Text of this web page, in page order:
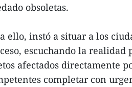
obsoletas.
ello, instó a situar a los
escuchando la
afectados directamente
completar con